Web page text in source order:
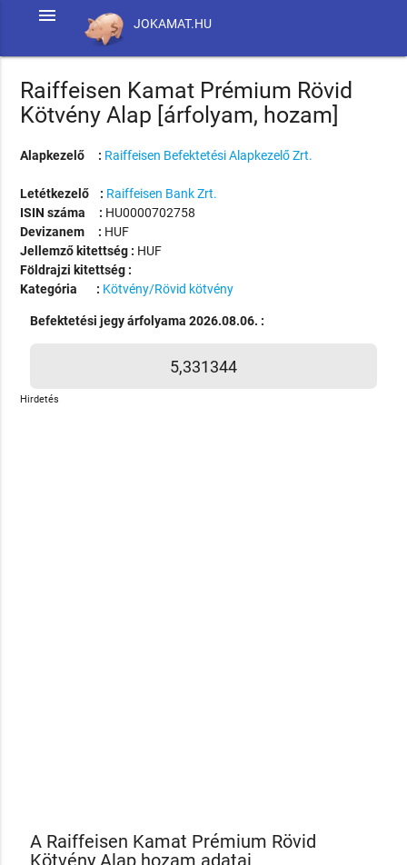
JOKAMAT.HU
menu
Raiffeisen Kamat Prémium Rövid
Kötvény Alap [árfolyam, hozam]
Alapkezelő : Raiffeisen Befektetési Alapkezelő Zrt.
Letétkezelő : Raiffeisen Bank Zrt.
ISIN száma : HU0000702758
Devizanem : HUF
Jellemző kitettség : HUF
Földrajzi kitettség :
Kategória : Kötvény/Rövid kötvény
Befektetési jegy árfolyama 2026.08.06. :
5,331344
Hirdetés
A Raiffeisen Kamat Prémium Rövid